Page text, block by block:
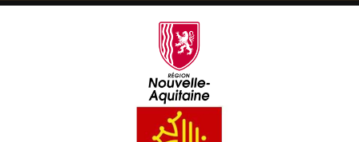
Pierre Salles - Cara e Cara
Vincenç Javaloyès - Cara e Cara